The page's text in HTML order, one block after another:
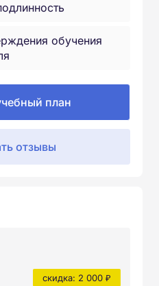
обучения
план
отзывы
скидка: 2 000 ₽